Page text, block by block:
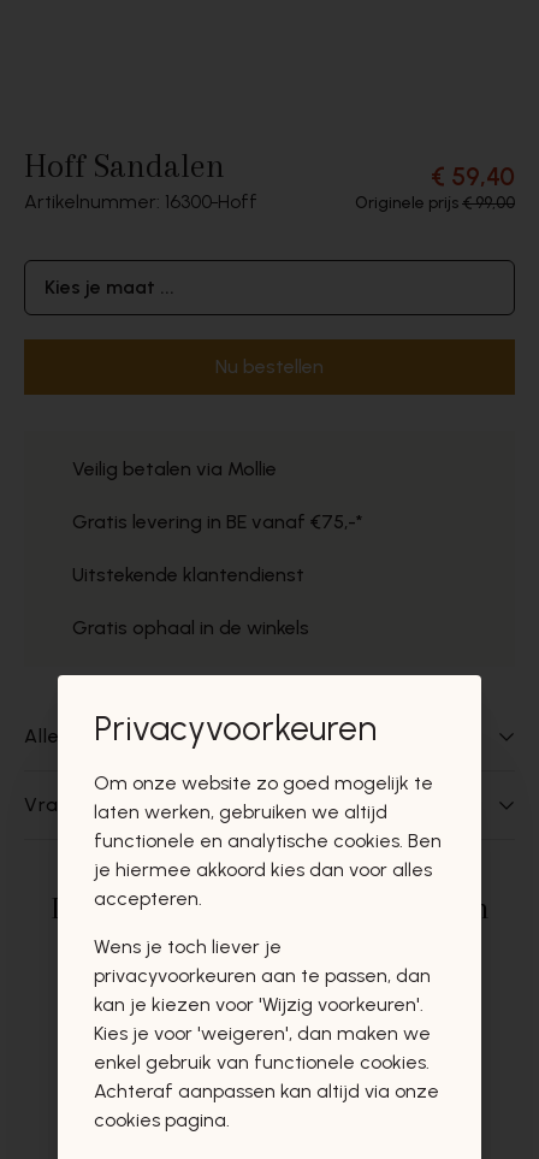
Hoff Sandalen
Artikelnummer: 16300 Hoff
€ 59,40
Originele prijs€ 99,00
Kies je maat ...
Nu bestellen
Veilig betalen via Mollie
Gratis levering in BE vanaf €75,-*
Uitstekende klantendienst
Gratis ophaal in de winkels
Alles over dit product
Vragen over dit product?
Deze producten zullen u zeker en
vast ook interesseren
- 30%
Privacyvoorkeuren
Om onze website zo goed mogelijk te
laten werken, gebruiken we altijd
functionele en analytische cookies. Ben
je hiermee akkoord kies dan voor alles
accepteren.
Wens je toch liever je
privacyvoorkeuren aan te passen, dan
kan je kiezen voor 'Wijzig voorkeuren'.
Kies je voor 'weigeren', dan maken we
enkel gebruik van functionele cookies.
Achteraf aanpassen kan altijd via onze
cookies pagina.